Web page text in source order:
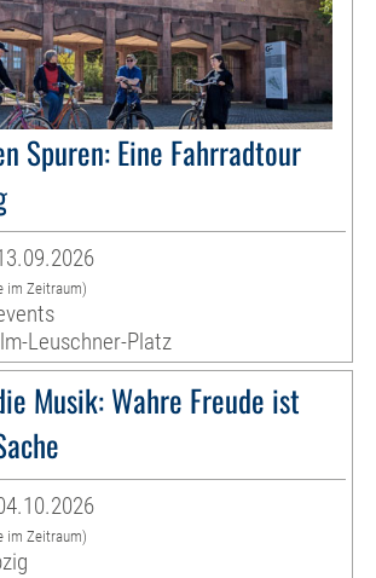
Spuren: Eine Fahrradtour
im Zeitraum)
Leuschner-Platz
Musik: Wahre Freude ist
im Zeitraum)